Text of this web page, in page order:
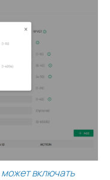
может включать